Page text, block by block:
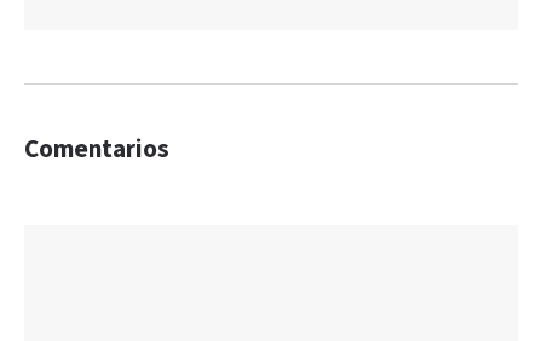
Comentarios